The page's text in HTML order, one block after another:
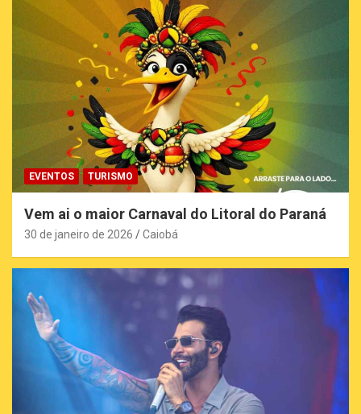
EVENTOS TURISMO
Vem ai o maior Carnaval do Litoral do Paraná
30 de janeiro de 2026 Caiobá